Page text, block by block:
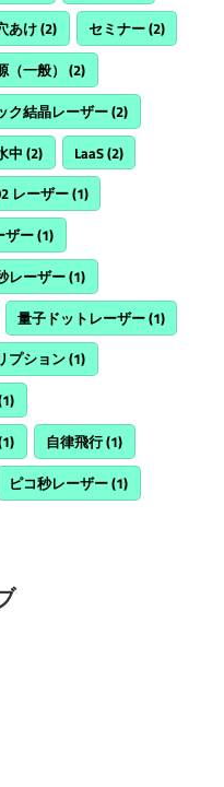
あけ(2) セミナー(2)
一般） (2)
ク結晶レーザー(2)
中 (2) LaaS(2)
レーザー(1)
ザー(1)
レーザー(1)
量子ドットレーザー(1)
プション(1)
自律飛行(1)
ピコ秒レーザー(1)